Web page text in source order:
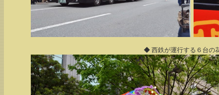
◆ 西鉄が運行する６台の